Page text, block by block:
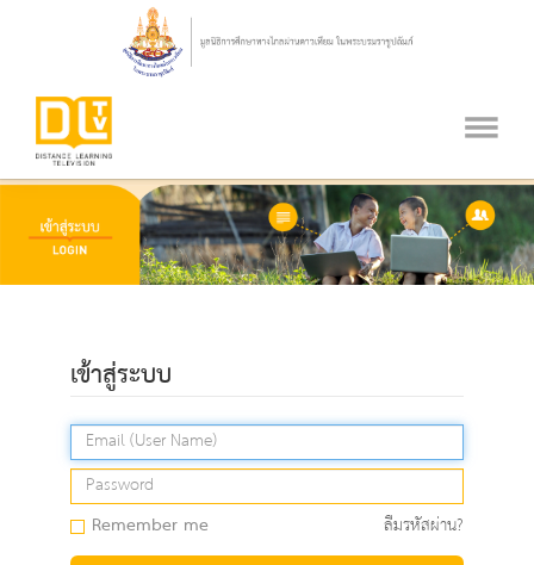
เข้าสู่ระบบ
Remember me ลืมรหัสผ่าน?